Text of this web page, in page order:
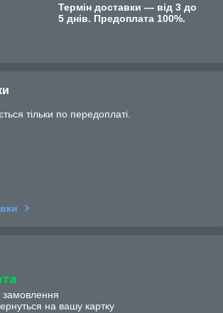
Термін доставки — від 3 до
5 днів. Предоплата 100%.
тільки по передоплаті.
замовлення
на вашу картку